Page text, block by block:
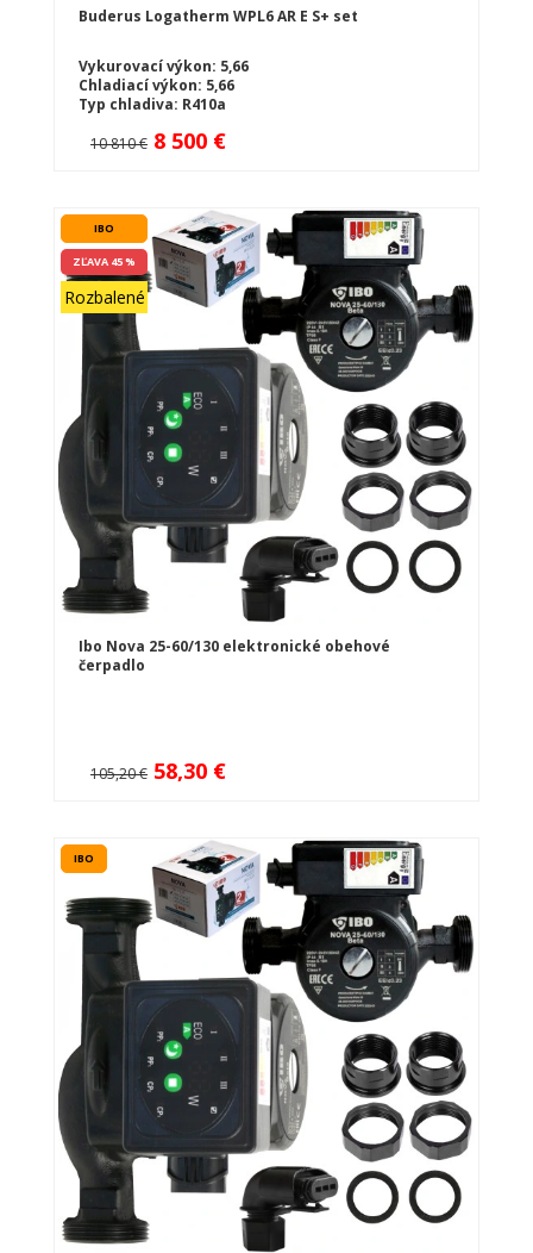
Buderus Logatherm WPL6 AR E S+ set
Vykurovací výkon: 5,66
Chladiací výkon: 5,66
Typ chladiva: R410a
10 810 € 8 500 €
IBO
ZĽAVA 45 %
Rozbalené
Ibo Nova 25-60/130 elektronické obehové
čerpadlo
105,20 € 58,30 €
IBO